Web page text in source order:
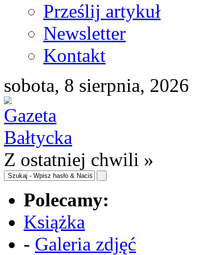
Prześlij artykuł
Newsletter
Kontakt
sobota, 8 sierpnia, 2026
Z ostatniej chwili »
Polecamy:
Książka
- Galeria zdjęć